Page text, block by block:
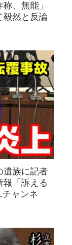
、無能」
毅然と反論
遺族に記者
「訴える
ャンネ